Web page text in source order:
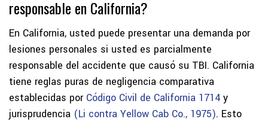
responsable en California?
En California, usted puede presentar una demanda por
lesiones personales si usted es parcialmente
responsable del accidente que causó su TBI. California
tiene reglas puras de negligencia comparativa
establecidas por Código Civil de California 1714 y
jurisprudencia (Li contra Yellow Cab Co., 1975). Esto